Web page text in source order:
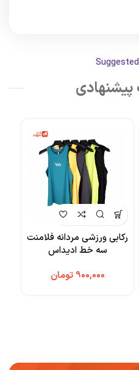
رکابی ورزشی مردانه فلامنت
سه خط ادیداس
تومان